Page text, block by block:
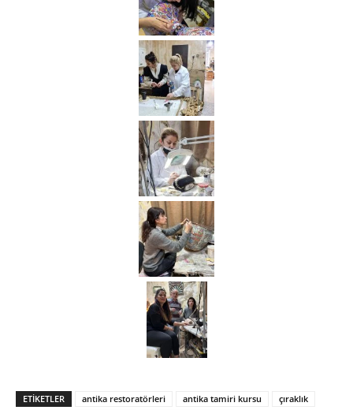
ETIKETLER antika restoratörleri antika tamiri kursu
çıraklık